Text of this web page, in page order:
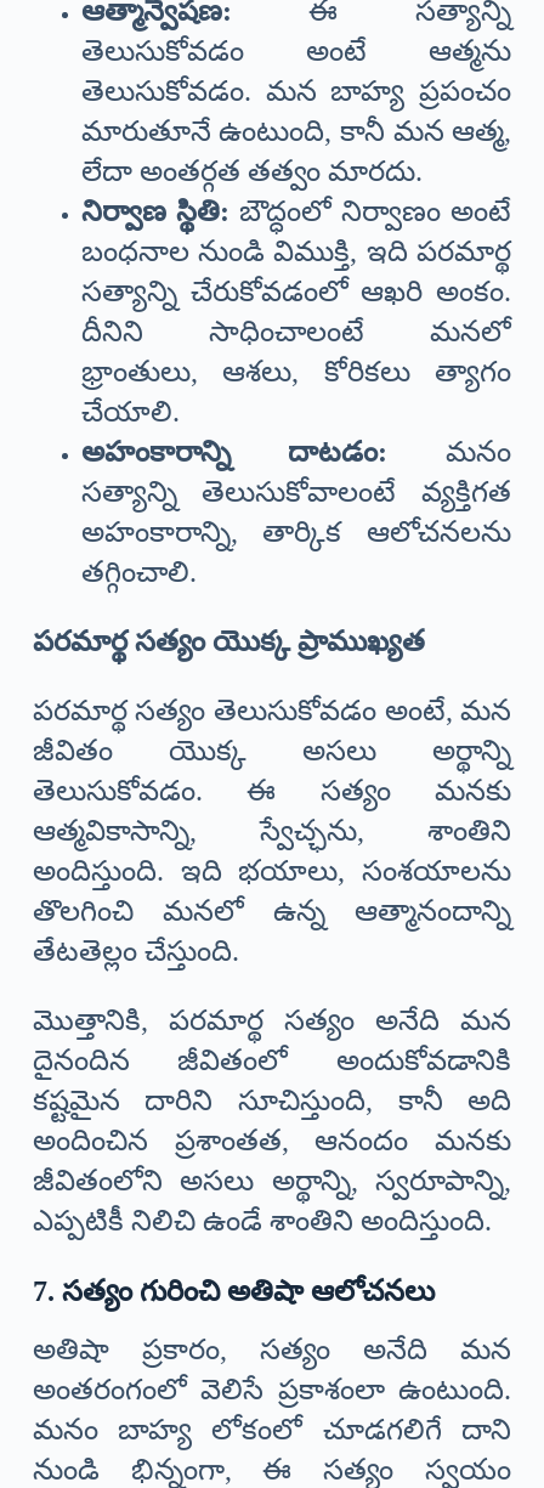
ఆత్మాన్వేషణ: ఈ సత్యాన్ని
తెలుసుకోవడం అంటే ఆత్మను
తెలుసుకోవడం. మన బాహ్య ప్రపంచం
మారుతూనే ఉంటుంది, కానీ మన ఆత్మ,
లేదా అంతర్గత తత్వం మారదు.
నిర్వాణ స్థితి: బౌద్ధంలో నిర్వాణం అంటే
బంధనాల నుండి విముక్తి, ఇది పరమార్థ
సత్యాన్ని చేరుకోవడంలో ఆఖరి అంకం.
దీనిని సాధించాలంటే మనలో
భ్రాంతులు, ఆశలు, కోరికలు త్యాగం
చేయాలి.
అహంకారాన్ని దాటడం: మనం
సత్యాన్ని తెలుసుకోవాలంటే వ్యక్తిగత
అహంకారాన్ని, తార్కిక ఆలోచనలను
తగ్గించాలి.
పరమార్థ సత్యం యొక్క ప్రాముఖ్యత
పరమార్థ సత్యం తెలుసుకోవడం అంటే, మన
జీవితం యొక్క అసలు అర్థాన్ని
తెలుసుకోవడం. ఈ సత్యం మనకు
ఆత్మవికాసాన్ని, స్వేచ్ఛను, శాంతిని
అందిస్తుంది. ఇది భయాలు, సంశయాలను
తొలగించి మనలో ఉన్న ఆత్మానందాన్ని
తేటతెల్లం చేస్తుంది.
మొత్తానికి, పరమార్థ సత్యం అనేది మన
దైనందిన జీవితంలో అందుకోవడానికి
కష్టమైన దారిని సూచిస్తుంది, కానీ అది
అందించిన ప్రశాంతత, ఆనందం మనకు
జీవితంలోని అసలు అర్థాన్ని, స్వరూపాన్ని,
ఎప్పటికీ నిలిచి ఉండే శాంతిని అందిస్తుంది.
7. సత్యం గురించి అతిషా ఆలోచనలు
అతిషా ప్రకారం, సత్యం అనేది మన
అంతరంగంలో వెలిసే ప్రకాశంలా ఉంటుంది.
మనం బాహ్య లోకంలో చూడగలిగే దాని
నుండి భిన్నంగా, ఈ సత్యం స్వయం